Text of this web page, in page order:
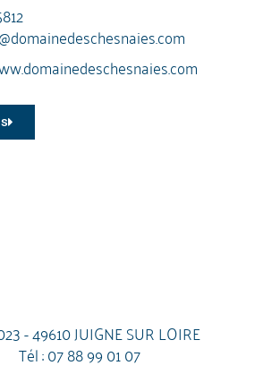
- 49610 JUIGNE SUR LOIRE
Tél :07 88 99 01 07